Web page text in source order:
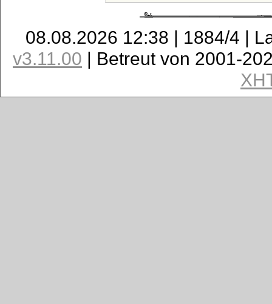
08.08.2026 12:38 | 1884/4 |
v3.11.00 | Betreut von 2001-